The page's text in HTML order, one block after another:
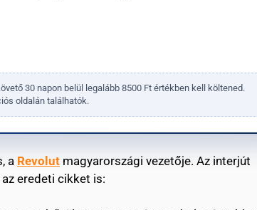
30 napon belül legalább 8500 Ft értékben kell költened.
oldalán találhatók.
a Revolutmagyarországi vezetője. Az interjút
eredeti cikket is: